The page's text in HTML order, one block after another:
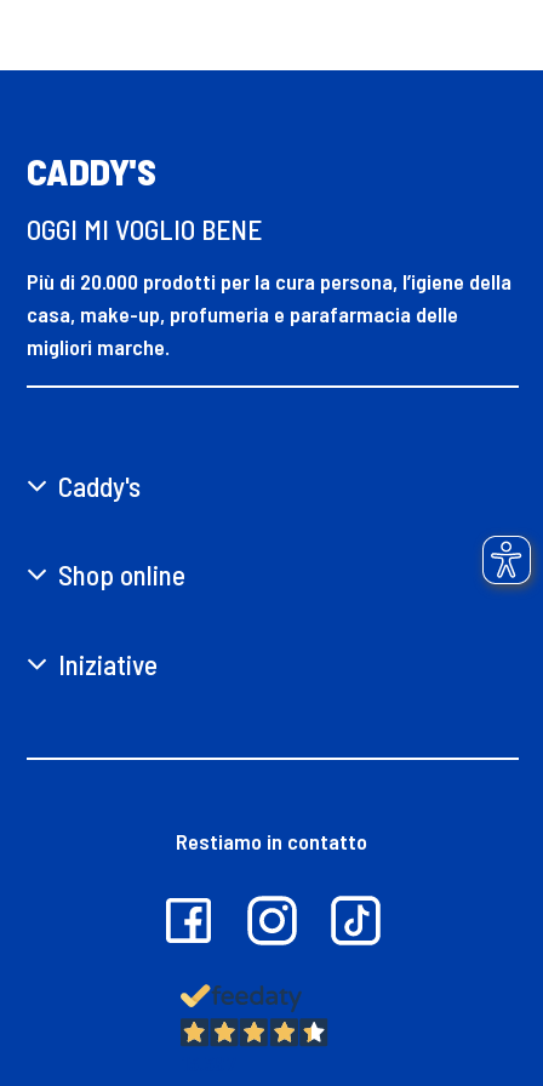
CADDY'S
OGGI MI VOGLIO BENE
Più di 20.000 prodotti per la cura persona, l’igiene della
casa, make-up, profumeria e parafarmacia delle
migliori marche.
Caddy's
Shop online
Iniziative
Restiamo in contatto